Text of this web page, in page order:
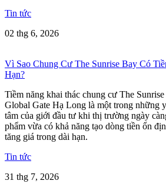
Tin tức
02 thg 6, 2026
Vì Sao Chung Cư The Sunrise Bay Có
Hạn?
Tiềm năng khai thác chung cư The
Global Gate Hạ Long là một trong những
tâm của giới đầu tư khi thị trường ngày
phẩm vừa có khả năng tạo dòng tiền ổn
tăng giá trong dài hạn.
Tin tức
31 thg 7, 2026